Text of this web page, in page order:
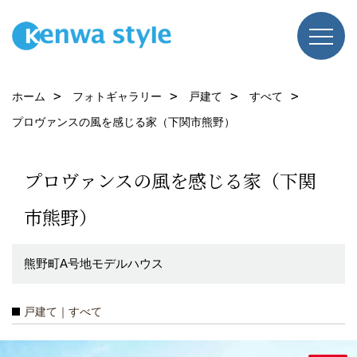
ホーム フォトギャラリー 戸建て
すべて
プロヴァンスの風を感じる家（下関市熊野）
プロヴァンスの風を感じる家（下関
市熊野）
熊野町A号地モデルハウス
戸建て｜すべて